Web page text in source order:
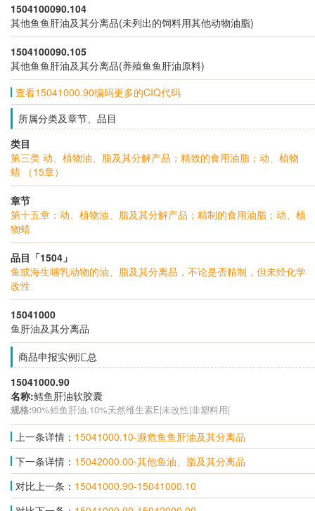
1504100090.104
其他鱼鱼肝油及其分离品(未列出的饲料用其他动物油脂)
1504100090.105
其他鱼鱼肝油及其分离品(养殖鱼鱼肝油原料)
查看15041000.90编码更多的CIQ代码
所属分类及章节、品目
类目
第三类 动、植物油、脂及其分解产品；精致的食用油脂；动、植物
蜡 （15章）
章节
第十五章：动、植物油、脂及其分解产品；精制的食用油脂；动、植
物蜡
品目「1504」
鱼或海生哺乳动物的油、脂及其分离品，不论是否精制，但未经化学
改性
15041000
鱼肝油及其分离品
商品申报实例汇总
15041000.90
名称:鳕鱼肝油软胶囊
规格:90%鳕鱼肝油,10%天然维生素E|未改性|非塑料用|
上一条详情： 15041000.10-濒危鱼鱼肝油及其分离品
下一条详情： 15042000.00-其他鱼油、脂及其分离品
对比上一条： 15041000.90-15041000.10